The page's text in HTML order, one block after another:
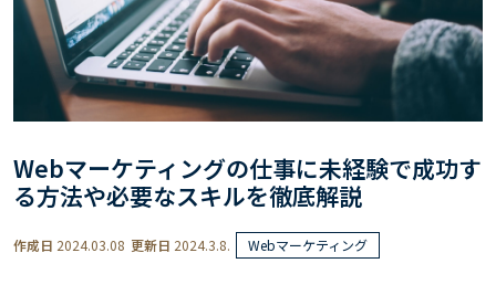
Webマーケティングの仕事に未経験で成功す
る方法や必要なスキルを徹底解説
作成日 2024.03.08 更新日 2024.3.8. Webマーケティング